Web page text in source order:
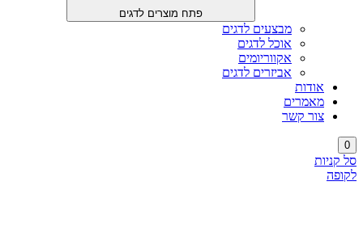
פתח מוצרים לדגים
מבצעים לדגים
אוכל לדגים
אקווריומים
אביזרים לדגים
אודות
מאמרים
צור קשר
0
סל קניות
לקופה